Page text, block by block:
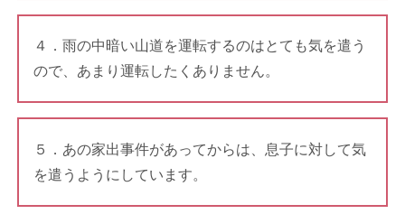
４．雨の中暗い山道を運転するのはとても気を遣う
ので、あまり運転したくありません。
５．あの家出事件があってからは、息子に対して気
を遣うようにしています。